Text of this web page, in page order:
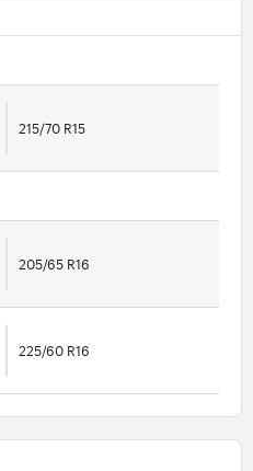
215/70 R15
205/65 R16
225/60 R16